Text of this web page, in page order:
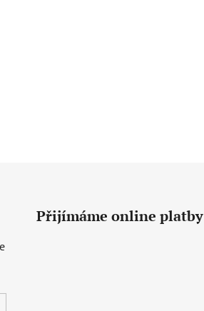
Přijímáme online platby